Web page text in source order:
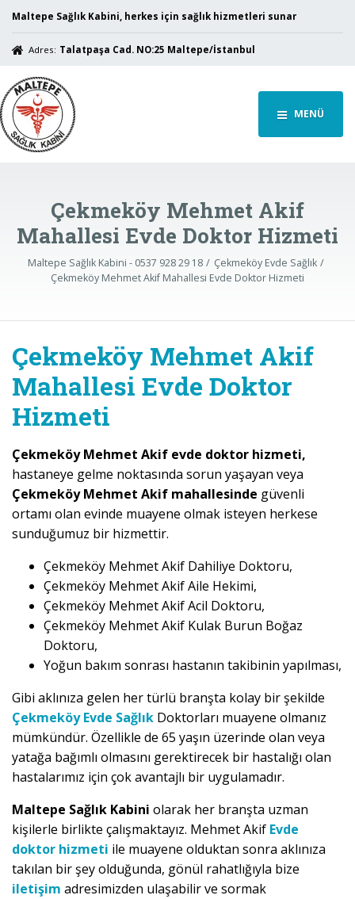
Maltepe Sağlık Kabini, herkes için sağlık hizmetleri sunar
Adres: Talatpaşa Cad. NO:25 Maltepe/İstanbul
MENÜ
Çekmeköy Mehmet Akif
Mahallesi Evde Doktor Hizmeti
Maltepe Sağlık Kabini - 0537 928 29 18
Çekmeköy Evde Sağlık
Çekmeköy Mehmet Akif Mahallesi Evde Doktor Hizmeti
Çekmeköy Mehmet Akif
Mahallesi Evde Doktor
Hizmeti
Çekmeköy Mehmet Akif evde doktor hizmeti,
hastaneye gelme noktasında sorun yaşayan veya
Çekmeköy Mehmet Akif mahallesinde güvenli
ortamı olan evinde muayene olmak isteyen herkese
sunduğumuz bir hizmettir.
Çekmeköy Mehmet Akif Dahiliye Doktoru,
Çekmeköy Mehmet Akif Aile Hekimi,
Çekmeköy Mehmet Akif Acil Doktoru,
Çekmeköy Mehmet Akif Kulak Burun Boğaz
Doktoru,
Yoğun bakım sonrası hastanın takibinin yapılması,
Gibi aklınıza gelen her türlü branşta kolay bir şekilde
Çekmeköy Evde Sağlık Doktorları muayene olmanız
mümkündür. Özellikle de 65 yaşın üzerinde olan veya
yatağa bağımlı olmasını gerektirecek bir hastalığı olan
hastalarımız için çok avantajlı bir uygulamadır.
Maltepe Sağlık Kabini olarak her branşta uzman
kişilerle birlikte çalışmaktayız. Mehmet Akif Evde
doktor hizmeti ile muayene olduktan sonra aklınıza
takılan bir şey olduğunda, gönül rahatlığıyla bize
iletişim adresimizden ulaşabilir ve sormak